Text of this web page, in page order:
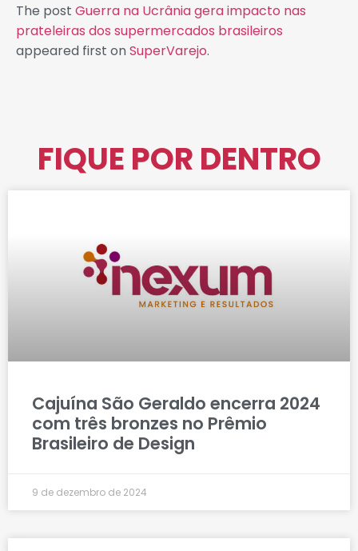
The post Guerra na Ucrânia gera impacto nas
prateleiras dos supermercados brasileiros
appeared first on SuperVarejo.
FIQUE POR DENTRO
Cajuína São Geraldo encerra 2024
com três bronzes no Prêmio
Brasileiro de Design
9 de dezembro de 2024